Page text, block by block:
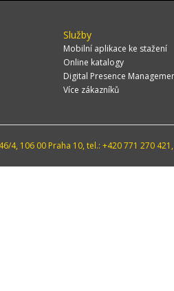
Služby
Mobilní aplikace ke stažení
Online katalogy
Digital Presence
Více zákazníků
4, 106 00 Praha 10, tel.: +420 771 270